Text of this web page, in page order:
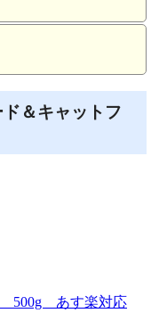
＆キャットフ
500g あす楽対応